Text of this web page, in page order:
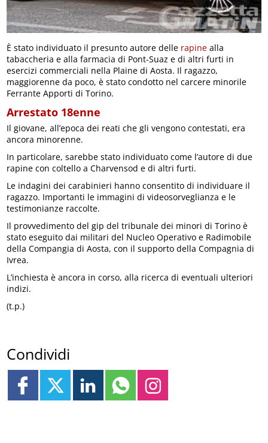
È stato individuato il presunto autore delle rapine alla
tabaccheria e alla farmacia di Pont-Suaz e di altri furti in
esercizi commerciali nella Plaine di Aosta. Il ragazzo,
maggiorenne da poco, è stato condotto nel carcere minorile
Ferrante Apporti di Torino.
Arrestato 18enne
Il giovane, all’epoca dei reati che gli vengono contestati, era
ancora minorenne.
In particolare, sarebbe stato individuato come l’autore di due
rapine con coltello a Charvensod e di altri furti.
Le indagini dei carabinieri hanno consentito di individuare il
ragazzo. Importanti le immagini di videosorveglianza e le
testimonianze raccolte.
Il provvedimento del gip del tribunale dei minori di Torino è
stato eseguito dai militari del Nucleo Operativo e Radimobile
della Compangia di Aosta, con il supporto della Compagnia di
Ivrea.
L’inchiesta è ancora in corso, alla ricerca di eventuali ulteriori
indizi.
(t.p.)
Condividi